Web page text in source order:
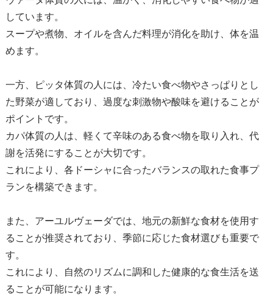
しています。
スープや煮物、オイルを含んだ料理が消化を助け、体を温
めます。
一方、ピッタ体質の人には、冷たい食べ物やさっぱりとし
た野菜が適しており、過度な刺激物や酸味を避けることが
ポイントです。
カパ体質の人は、軽くて辛味のある食べ物を取り入れ、代
謝を活発にすることが大切です。
これにより、各ドーシャに合ったバランスの取れた食事プ
ランを構築できます。
また、アーユルヴェーダでは、地元の新鮮な食材を使用す
ることが推奨されており、季節に応じた食材選びも重要で
す。
これにより、自然のリズムに調和した健康的な食生活を送
ることが可能になります。